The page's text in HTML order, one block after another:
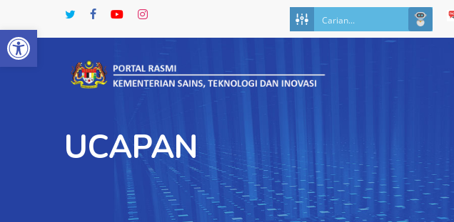
Open toolbar
main
twitterfacebookyoutubeinstagram
UCAPAN